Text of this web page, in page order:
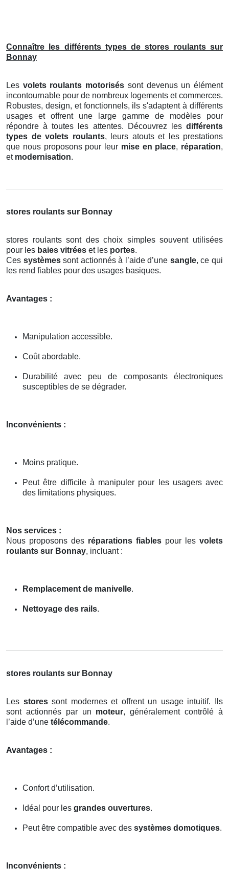
Connaître les différents types de stores roulants sur
Bonnay
Les volets roulants motorisés sont devenus un élément
incontournable pour de nombreux logements et commerces.
Robustes, design, et fonctionnels, ils s'adaptent à différents
usages et offrent une large gamme de modèles pour
répondre à toutes les attentes. Découvrez les différents
types de volets roulants, leurs atouts et les prestations
que nous proposons pour leur mise en place, réparation,
et modernisation.
stores roulants sur Bonnay
stores roulants sont des choix simples souvent utilisées
pour les baies vitrées et les portes.
Ces systèmessont actionnés à l’aide d’une sangle, ce qui
les rend fiables pour des usages basiques.
Avantages :
Manipulation accessible.
Coût abordable.
Durabilité avec peu de composants électroniques
susceptibles de se dégrader.
Inconvénients :
Moins pratique.
Peut être difficile à manipuler pour les usagers avec
des limitations physiques.
Nos services :
Nous proposons des réparations fiables pour les volets
roulants sur Bonnay, incluant :
Remplacement de manivelle.
Nettoyage des rails.
stores roulants sur Bonnay
Les storessont modernes et offrent un usage intuitif. Ils
sont actionnés par un moteur, généralement contrôlé à
l’aide d’une télécommande.
Avantages :
Confort d’utilisation.
Idéal pour les grandes ouvertures.
Peut être compatible avec des systèmes domotiques.
Inconvénients :